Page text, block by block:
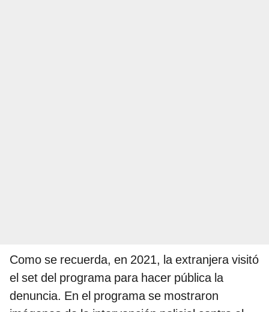
Como se recuerda, en 2021, la extranjera visitó
el set del programa para hacer pública la
denuncia. En el programa se mostraron